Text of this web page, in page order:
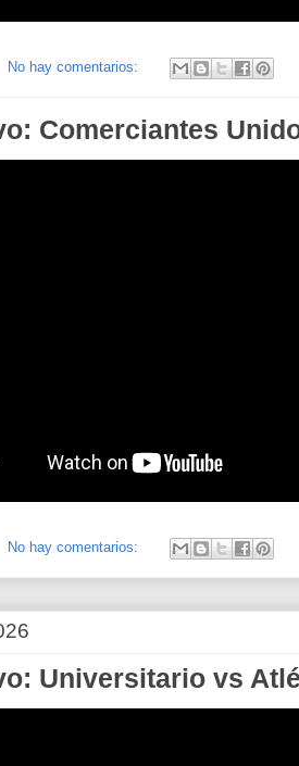
No hay comentarios:
Comerciantes
No hay comentarios:
Universitario vs